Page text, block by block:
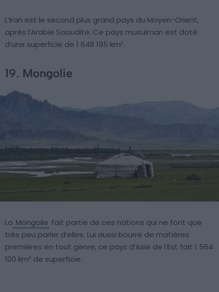
L’Iran est le second plus grand pays du Moyen-Orient,
après l’Arabie Saoudite. Ce pays musulman est doté
d’une superficie de 1 648 195 km².
19. Mongolie
La Mongolie fait partie de ces nations qui ne font que
très peu parler d’elles. Lui aussi bourré de matières
premières en tout genre, ce pays d’Asie de l’Est fait 1 564
100 km² de superficie.